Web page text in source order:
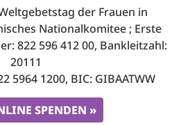
der Frauen in
Nationalkomitee ; Erste
596 412 00, Bankleitzahl:
20111
5964 1200, BIC: GIBAATWW
SPENDEN »